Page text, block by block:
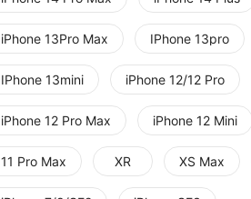
iPhone 13Pro Max IPhone 13pro
IPhone 13mini iPhone 12/12 Pro
iPhone 12 Pro Max iPhone 12 Mini
11 Pro Max XR XS Max